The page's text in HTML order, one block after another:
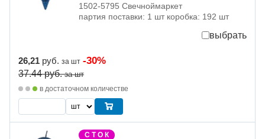
1502-5795 Свечноймаркет
партия поставки: 1 шт коробка: 192 шт
выбрать
26,21 руб. за шт -30%
37.44руб. за шт
в достаточном количестве
С Т О К